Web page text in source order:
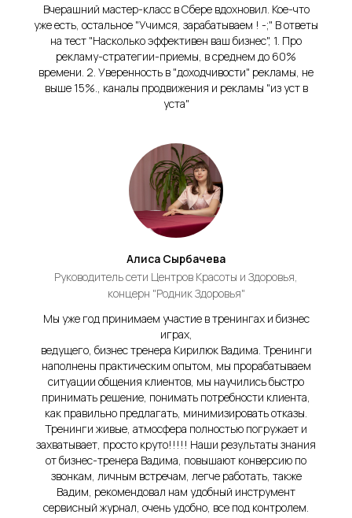
Вчерашний мастер-класс в Сбере вдохновил. Кое-что
уже есть, остальное "Учимся, зарабатываем ! -;" В ответы
на тест "Насколько эффективен ваш бизнес", 1. Про
рекламу-стратегии-приемы, в среднем до 60%
времени. 2. Уверенность в "доходчивости" рекламы, не
выше 15%., каналы продвижения и рекламы "из уст в
уста"
Алиса Сырбачева
Руководитель сети Центров Красоты и Здоровья,
концерн "Родник Здоровья"
Мы уже год принимаем участие в тренингах и бизнес
играх,
ведущего, бизнес тренера Кирилюк Вадима. Тренинги
наполнены практическим опытом, мы прорабатываем
ситуации общения клиентов, мы научились быстро
принимать решение, понимать потребности клиента,
как правильно предлагать, минимизировать отказы.
Тренинги живые, атмосфера полностью погружает и
захватывает, просто круто!!!!! Наши результаты знания
от бизнес-тренера Вадима, повышают конверсию по
звонкам, личным встречам, легче работать, также
Вадим, рекомендовал нам удобный инструмент
сервисный журнал, очень удобно, все под контролем.